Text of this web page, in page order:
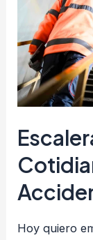
Hoy quiero